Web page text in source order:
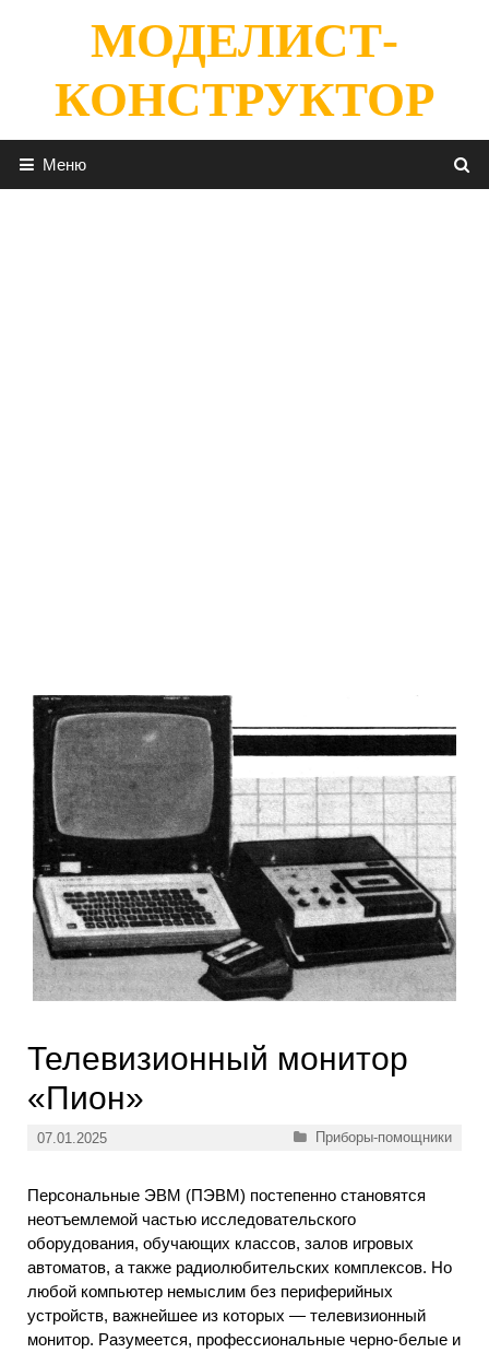
содержимомуМОДЕЛИСТ-
КОНСТРУКТОР
Меню
Телевизионный монитор
«Пион»
07.01.2025 Рубрики
Приборы-помощники
Персональные ЭВМ (ПЭВМ) постепенно становятся
неотъемлемой частью исследовательского
оборудования, обучающих классов, залов игровых
автоматов, а также радиолюбительских комплексов. Но
любой компьютер немыслим без периферийных
устройств, важнейшее из которых — телевизионный
монитор. Разумеется, профессиональные черно-белые и